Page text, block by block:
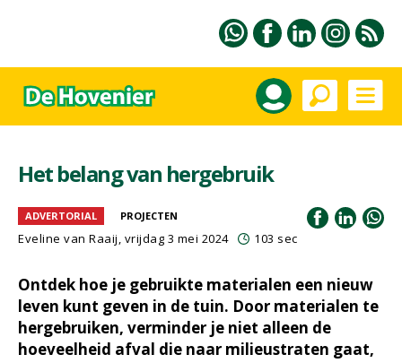
Het belang van hergebruik
ADVERTORIAL PROJECTEN
Eveline van Raaij, vrijdag 3 mei 2024 103 sec
Ontdek hoe je gebruikte materialen een nieuw
leven kunt geven in de tuin. Door materialen te
hergebruiken, verminder je niet alleen de
hoeveelheid afval die naar milieustraten gaat,